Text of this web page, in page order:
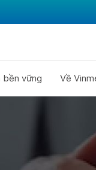
bền vững Về